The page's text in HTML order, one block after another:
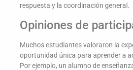
respuesta y la coordinación general.
Opiniones de
Muchos estudiantes valoraron la
oportunidad única para aprender a
Por ejemplo, un alumno de